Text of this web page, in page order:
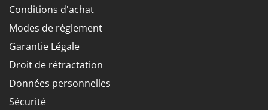
Royal Food
Ryobi
S
S.T.P.
Santos
Sbaraglia
Conditions d'achat
Modes de règlement
Garantie Légale
Droit de rétractation
Données personnelles
Sécurité